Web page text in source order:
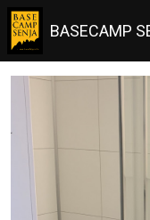
BASECAMP